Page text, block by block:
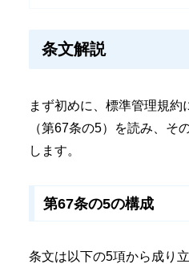
条文解説
まず初めに、標準管理規約
（第67条の5）を読み、そ
します。
第67条の5の構成
条文は以下の5項から成り立